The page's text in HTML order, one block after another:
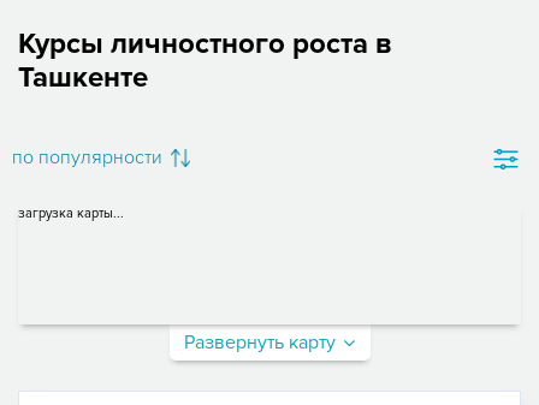
Курсы личностного роста в
Ташкенте
по популярности
загрузка карты...
Развернуть карту